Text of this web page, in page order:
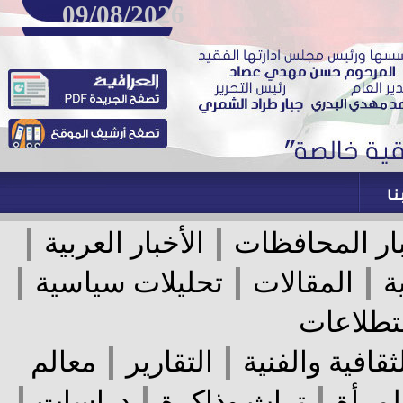
09/08/2026
المحافظات| الأخبار العربية|
| المقالات| تحليلات سياسية|
والفنية| التقارير|
معالم